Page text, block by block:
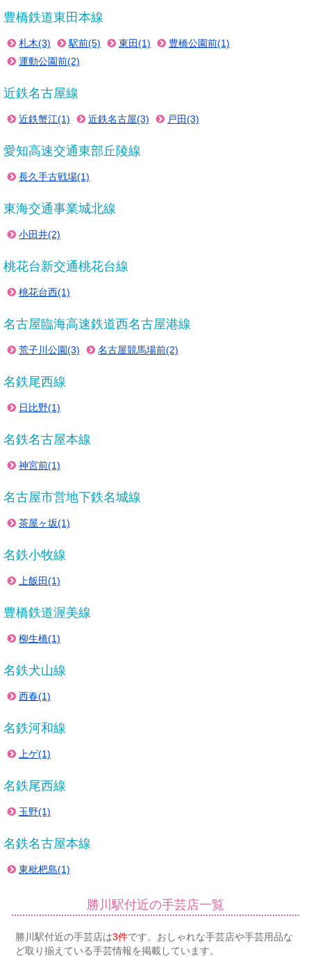
豊橋鉄道東田本線
札木(3) 駅前(5) 東田(1)
豊橋公園前(1)
運動公園前(2)
近鉄名古屋線
近鉄蟹江(1) 近鉄名古屋(3) 戸田(3)
愛知高速交通東部丘陵線
長久手古戦場(1)
東海交通事業城北線
小田井(2)
桃花台新交通桃花台線
桃花台西(1)
名古屋臨海高速鉄道西名古屋港線
荒子川公園(3) 名古屋競馬場前(2)
名鉄尾西線
日比野(1)
名鉄名古屋本線
神宮前(1)
名古屋市営地下鉄名城線
茶屋ヶ坂(1)
名鉄小牧線
上飯田(1)
豊橋鉄道渥美線
柳生橋(1)
名鉄犬山線
西春(1)
名鉄河和線
上ゲ(1)
名鉄尾西線
玉野(1)
名鉄名古屋本線
東枇杷島(1)
勝川駅付近の手芸店一覧
勝川駅付近の手芸店は3件です。おしゃれな手芸店や手芸用品な
ど取り揃えている手芸情報を掲載しています。